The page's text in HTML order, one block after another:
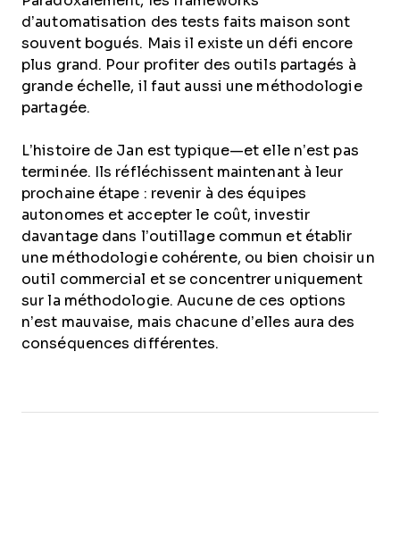
d’automatisation des tests faits maison sont
souvent bogués. Mais il existe un défi encore
plus grand. Pour profiter des outils partagés à
grande échelle, il faut aussi une méthodologie
partagée.
L’histoire de Jan est typique—et elle n’est pas
terminée. Ils réfléchissent maintenant à leur
prochaine étape : revenir à des équipes
autonomes et accepter le coût, investir
davantage dans l’outillage commun et établir
une méthodologie cohérente, ou bien choisir un
outil commercial et se concentrer uniquement
sur la méthodologie. Aucune de ces options
n’est mauvaise, mais chacune d’elles aura des
conséquences différentes.